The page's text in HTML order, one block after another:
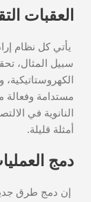
العقبات
يأتي كل نظام
سبيل المثال،
مستدامة وفعالة
النانوية في
أمثلة قليلة.
دمج
إن دمج طرق